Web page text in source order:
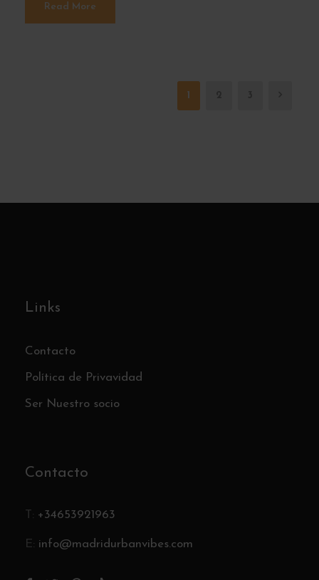
Read More
Links
Contacto
Política de Privavidad
Ser Nuestro socio
Contacto
T: +34653921963
E: info@madridurbanvibes.com